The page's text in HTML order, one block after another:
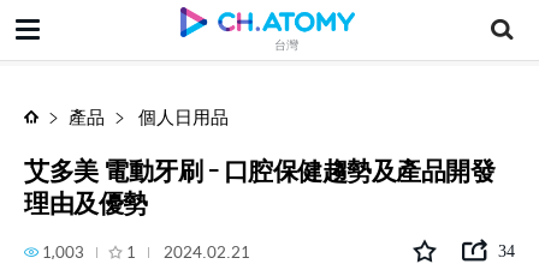
台灣
產品 個人日用品
艾多美 電動牙刷 - 口腔保健趨勢及產品開發
理由及優勢
1,003 1 2024.02.21 34